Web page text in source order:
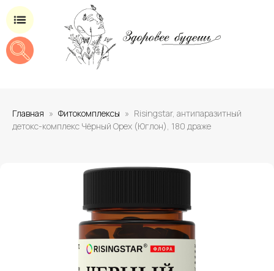
Главная Фитокомплексы
Risingstar, антипаразитный
детокс-комплекс Чёрный Орех (Юглон), 180 драже